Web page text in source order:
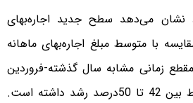
نشان می‌دهد سطح جدید اجاره‌‌‌‌بهای
با متوسط مبلغ اجاره‌‌‌‌بهای ماهانه
زمانی مشابه سال گذشته-فروردین
ماه 1401- به طور متوسط بین 42 تا 50‌درصد رشد داشته است.